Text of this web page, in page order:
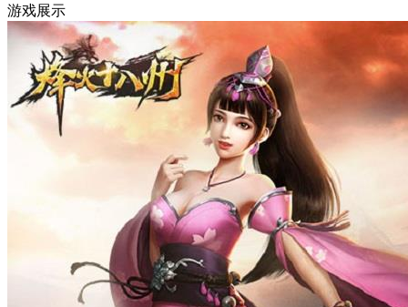
游戏展示